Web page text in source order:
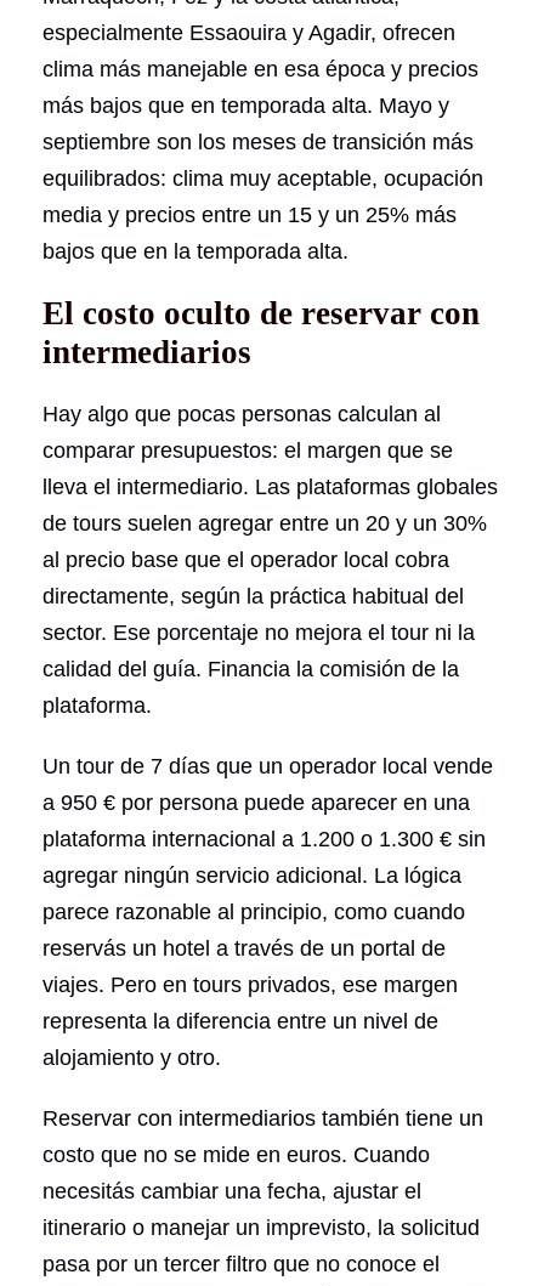
especialmente Essaouira y Agadir, ofrecen
clima más manejable en esa época y precios
más bajos que en temporada alta. Mayo y
septiembre son los meses de transición más
equilibrados: clima muy aceptable, ocupación
media y precios entre un 15 y un 25% más
bajos que en la temporada alta.
El costo oculto de reservar con
intermediarios
Hay algo que pocas personas calculan al
comparar presupuestos: el margen que se
lleva el intermediario. Las plataformas globales
de tours suelen agregar entre un 20 y un 30%
al precio base que el operador local cobra
directamente, según la práctica habitual del
sector. Ese porcentaje no mejora el tour ni la
calidad del guía. Financia la comisión de la
plataforma.
Un tour de 7 días que un operador local vende
a 950 € por persona puede aparecer en una
plataforma internacional a 1.200 o 1.300 € sin
agregar ningún servicio adicional. La lógica
parece razonable al principio, como cuando
reservás un hotel a través de un portal de
viajes. Pero en tours privados, ese margen
representa la diferencia entre un nivel de
alojamiento y otro.
Reservar con intermediarios también tiene un
costo que no se mide en euros. Cuando
necesitás cambiar una fecha, ajustar el
itinerario o manejar un imprevisto, la solicitud
pasa por un tercer filtro que no conoce el